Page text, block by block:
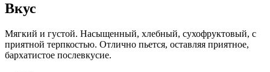
Вкус
Мягкий и густой. Насыщенный, хлебный, сухофруктовый, с
приятной терпкостью. Отлично пьется, оставляя приятное,
бархатистое послевкусие.